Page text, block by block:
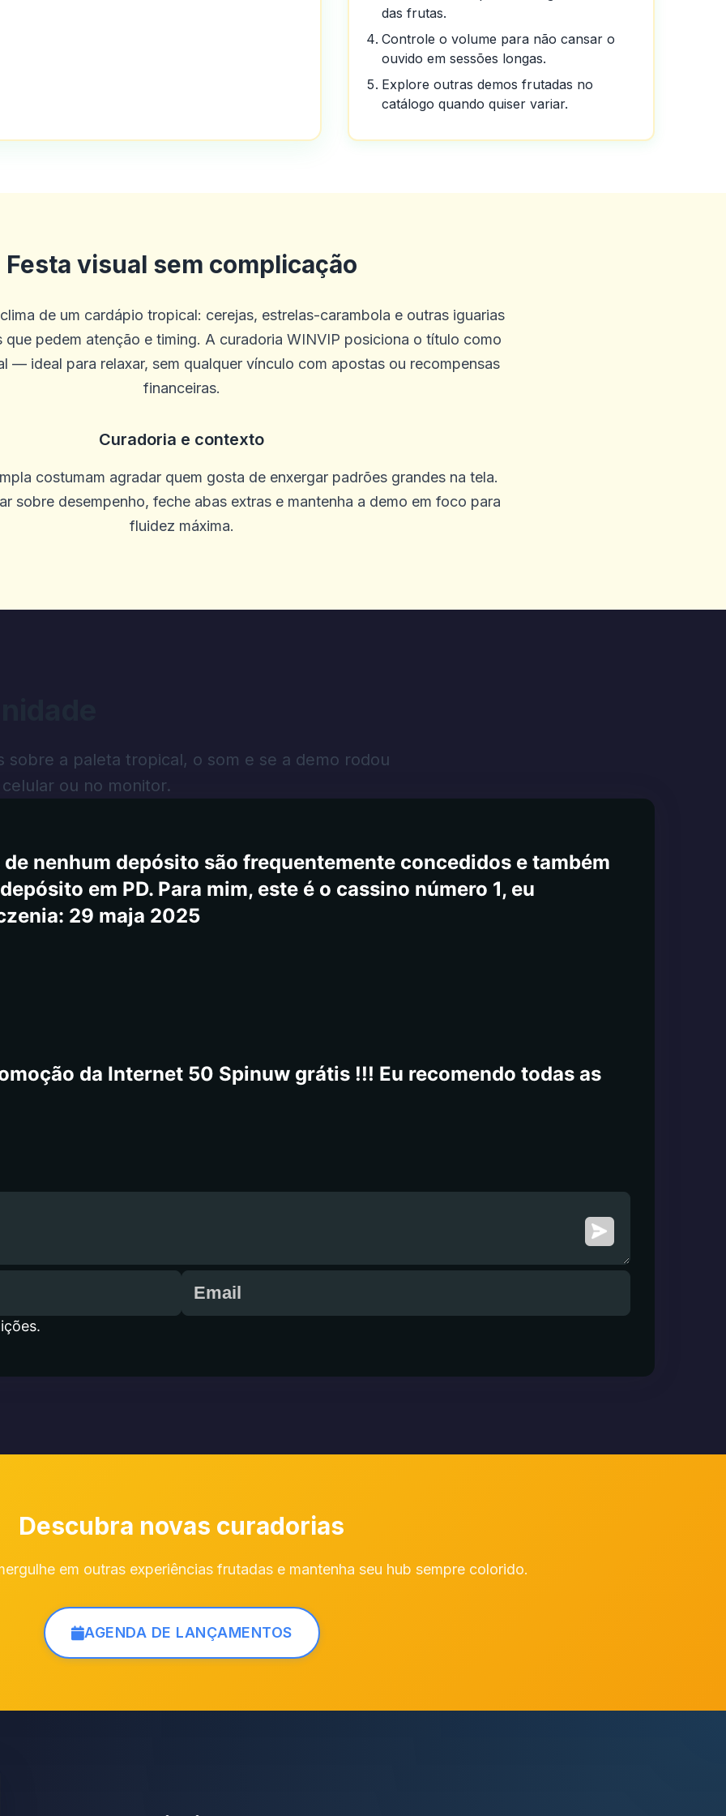
das frutas.
Controle o volume para não cansar o
ouvido em sessões longas.
Explore outras demos frutadas no
catálogo quando quiser variar.
Festa visual sem complicação
de um cardápio tropical: cerejas, estrelas-carambola e outras iguarias
que pedem atenção e timing. A curadoria WINVIP posiciona o título como
— ideal para relaxar, sem qualquer vínculo com apostas ou recompensas
financeiras.
Curadoria e contexto
costumam agradar quem gosta de enxergar padrões grandes na tela.
sobre desempenho, feche abas extras e mantenha a demo em foco para
fluidez máxima.
sobre a paleta tropical, o som e se a demo rodou
ou no monitor.
do mercado, eu realmente gosto deste
é brilhante. É um incentivo divertido que agrega valor real
Temunumer 1 do começo Este é o meu cassino favorito que fiz
mais saques. A maior vantagem deste cassino é a velocidade
algo para si. O atendimento ao cliente está sempre feliz em
nenhum depósito são frequentemente concedidos e também
em PD. Para mim, este é o cassino número 1, eu
29 maja 2025
da Internet 50 Spinuw grátis !!! Eu recomendo todas as
Descubra novas curadorias
em outras experiências frutadas e mantenha seu hub sempre colorido.
AGENDA DE LANÇAMENTOS